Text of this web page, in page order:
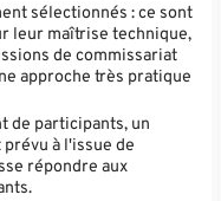
sélectionnés : ce sont
leur maîtrise technique,
de commissariat
approche très pratique
de participants, un
à l'issue de
répondre aux